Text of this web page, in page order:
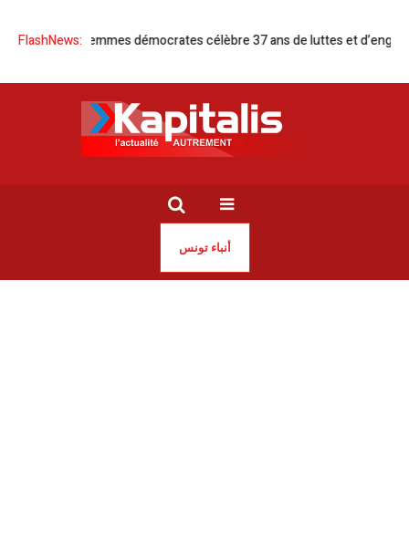
FlashNews:
des femmes démocrates célèbre 37 ans de luttes et d’engagements
أنباء تونس